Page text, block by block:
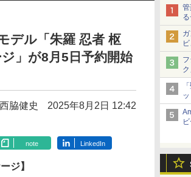
デル「朱羅 忍者 枢
」が8月5日予約開始
西脇健史 2025年8月2日 12:42
note LinkedIn
ジ】